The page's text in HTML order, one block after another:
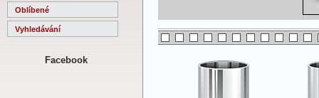
Oblíbené
Vyhledávání
Facebook